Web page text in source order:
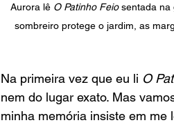
Aurora lê O Patinho Feio sentada na
sombreiro protege o jardim, as
Na primeira vez que eu li O
nem do lugar exato. Mas
minha memória insiste em me